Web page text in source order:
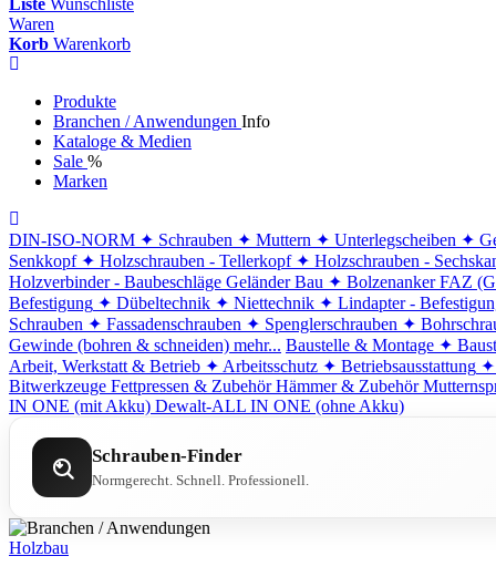
Liste Wunschliste
Waren
Korb Warenkorb
Produkte
Branchen / Anwendungen Info
Kataloge & Medien
Sale %
Marken
DIN-ISO-NORM ✦ Schrauben ✦ Muttern ✦ Unterlegscheiben ✦
Senkkopf ✦ Holzschrauben - Tellerkopf ✦ Holzschrauben -
Holzverbinder - Baubeschläge Geländer Bau ✦ Bolzenanker FAZ
Befestigung ✦ Dübeltechnik ✦ Niettechnik ✦ Lindapter -
Schrauben ✦ Fassadenschrauben ✦ Spenglerschrauben ✦
Gewinde (bohren & schneiden) mehr... Baustelle & Montage ✦
Arbeit, Werkstatt & Betrieb ✦ Arbeitsschutz ✦ Betriebsausstattung ✦
Bitwerkzeuge Fettpressen & Zubehör Hämmer & Zubehör
IN ONE (mit Akku) Dewalt-ALL IN ONE (ohne Akku)
Schrauben-Finder
Normgerecht. Schnell. Professionell.
Holzbau